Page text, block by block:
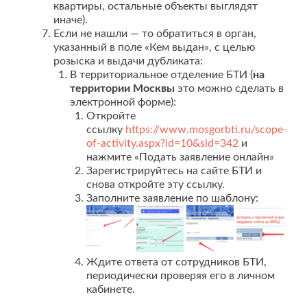
квартиры, остальные объекты выглядят
иначе).
Если не нашли — то обратиться в орган,
указанный в поле «Кем выдан», с целью
розыска и выдачи дубликата:
В территориальное отделение БТИ (на
территории Москвы это можно сделать в
электронной форме):
Откройте
ссылку https://www.mosgorbti.ru/scope-
of-activity.aspx?id=10&sid=342 и
нажмите «Подать заявление онлайн»
Зарегистрируйтесь на сайте БТИ и
снова откройте эту ссылку.
Заполните заявление по шаблону:
Ждите ответа от сотрудников БТИ,
периодически проверяя его в личном
кабинете.